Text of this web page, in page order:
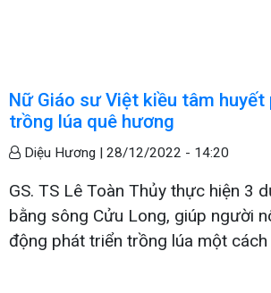
Nữ Giáo sư Việt kiều tâm huyết
trồng lúa quê hương
Diệu Hương | 28/12/2022 - 14:20
GS. TS Lê Toàn Thủy thực hiện 3
bằng sông Cửu Long, giúp người
động phát triển trồng lúa một cách